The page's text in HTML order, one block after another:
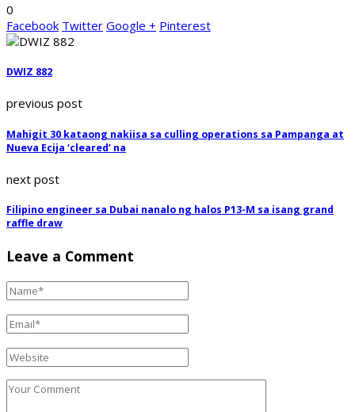
0
Facebook Twitter Google + Pinterest
DWIZ 882
previous post
Mahigit 30 kataong nakiisa sa culling operations sa Pampanga at
Nueva Ecija ‘cleared’ na
next post
Filipino engineer sa Dubai nanalo ng halos P13-M sa isang grand
raffle draw
Leave a Comment